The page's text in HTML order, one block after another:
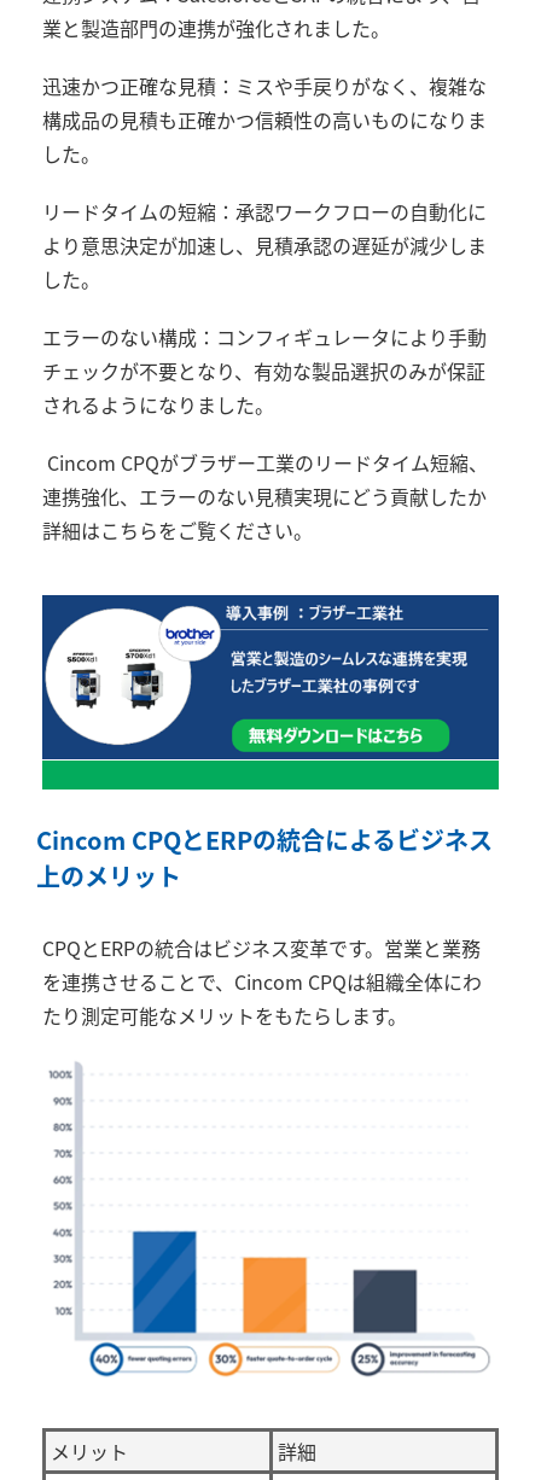
業と製造部門の連携が強化されました。
迅速かつ正確な見積：ミスや手戻りがなく、複雑な
構成品の見積も正確かつ信頼性の高いものになりま
した。
リードタイムの短縮：承認ワークフローの自動化に
より意思決定が加速し、見積承認の遅延が減少しま
した。
エラーのない構成：コンフィギュレータにより手動
チェックが不要となり、有効な製品選択のみが保証
されるようになりました。
Cincom CPQがブラザー工業のリードタイム短縮、
連携強化、エラーのない見積実現にどう貢献したか
詳細はこちらをご覧ください。
Cincom CPQとERPの統合によるビジネス
上のメリット
CPQとERPの統合はビジネス変革です。営業と業務
を連携させることで、 Cincom CPQは組織全体にわ
たり測定可能なメリットをもたらします。
メリット 詳細